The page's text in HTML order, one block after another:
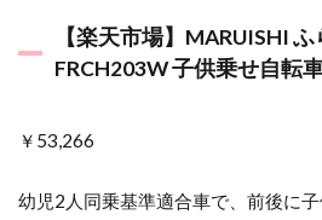
【楽天市場】MARUISHI
FRCH203W 子供乗せ自転
￥53,266
幼児2人同乗基準適合車で、前後に